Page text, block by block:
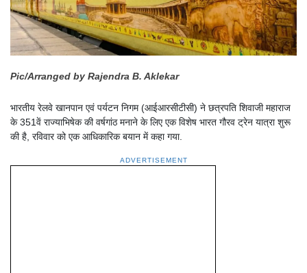
Pic/Arranged by Rajendra B. Aklekar
भारतीय रेलवे खानपान एवं पर्यटन निगम (आईआरसीटीसी) ने छत्रपति शिवाजी महाराज
के 351वें राज्याभिषेक की वर्षगांठ मनाने के लिए एक विशेष भारत गौरव ट्रेन यात्रा शुरू
की है, रविवार को एक आधिकारिक बयान में कहा गया.
ADVERTISEMENT